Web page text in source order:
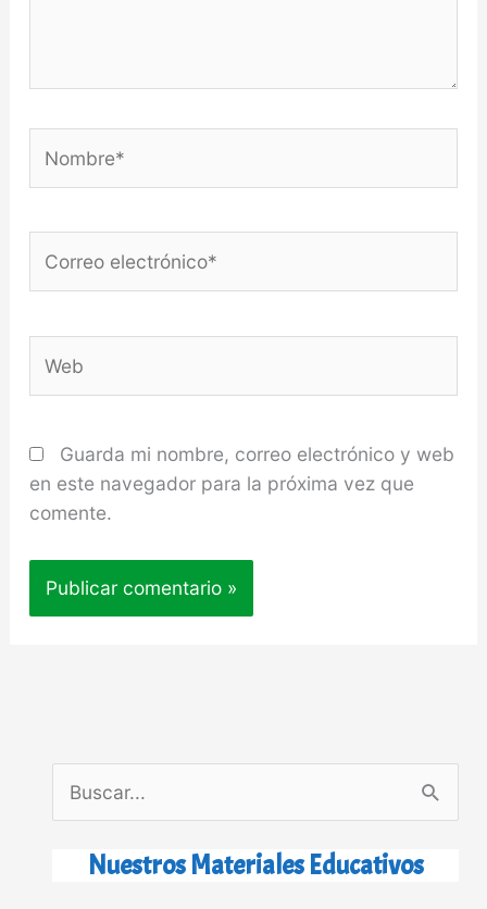
electrónico*
Guarda mi nombre, correo electrónico y web
en este navegador para la próxima vez que
comente.
u
Nuestros Materiales Educativos